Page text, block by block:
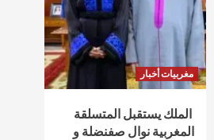
مغربيات أخبار
الملك يستقبل المتسلقة
المغربية نوال صفنضلة و